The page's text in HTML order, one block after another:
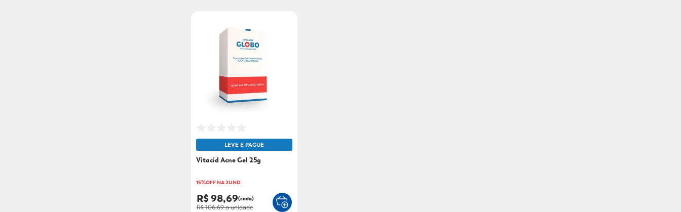
LEVE E PAGUE
Vitacid Acne Gel 25g
15%OFF NA 2UND
R$ 98,69(cada)
R$ 106,69a unidade